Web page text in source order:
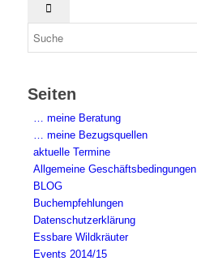
Seiten
… meine Beratung
… meine Bezugsquellen
aktuelle Termine
Allgemeine Geschäftsbedingungen
BLOG
Buchempfehlungen
Datenschutzerklärung
Essbare Wildkräuter
Events 2014/15